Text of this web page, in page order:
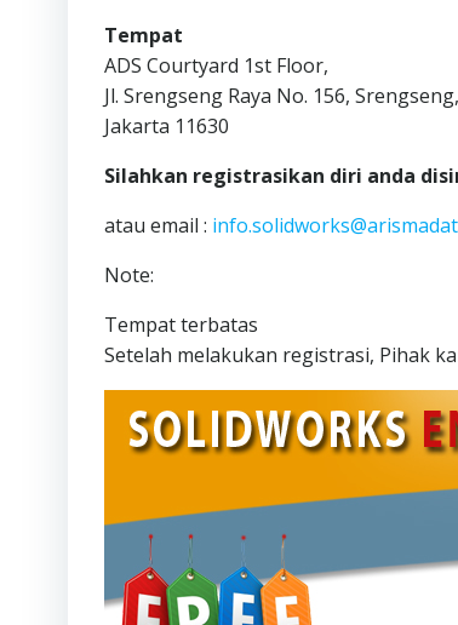
Tempat
ADS Courtyard 1st Floor,
Jl. Srengseng Raya No. 156,
Jakarta 11630
Silahkan registrasikan diri anda
atau email :
Note:
Tempat terbatas
Setelah melakukan registrasi, Pihak